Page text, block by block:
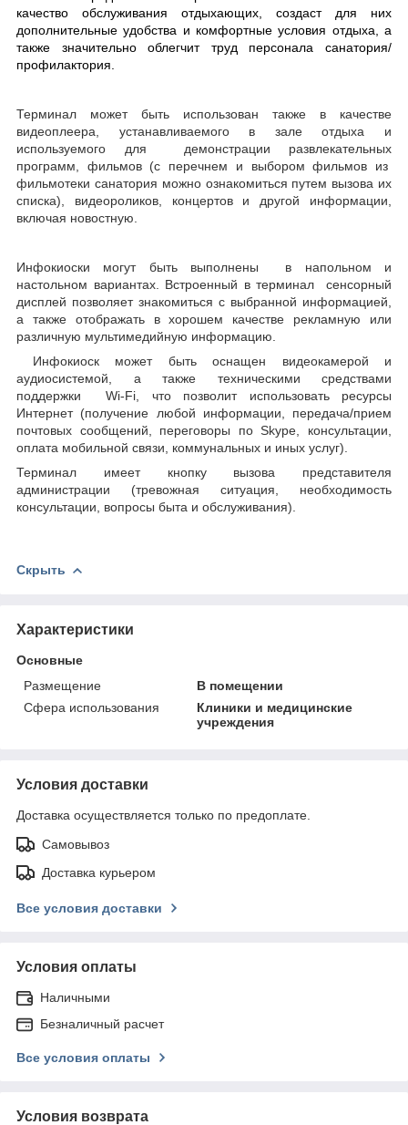
качество обслуживания отдыхающих, создаст для них
дополнительные удобства и комфортные условия отдыха, а
также значительно облегчит труд персонала санатория/
профилактория.
Терминал может быть использован также в качестве
видеоплеера, устанавливаемого в зале отдыха и
используемого для демонстрации развлекательных
программ, фильмов (с перечнем и выбором фильмов из
фильмотеки санатория можно ознакомиться путем вызова их
списка), видеороликов, концертов и другой информации,
включая новостную.
Инфокиоски могут быть выполнены в напольном и
настольном вариантах. Встроенный в терминал сенсорный
дисплей позволяет знакомиться с выбранной информацией,
а также отображать в хорошем качестве рекламную или
различную мультимедийную информацию.
Инфокиоск может быть оснащен видеокамерой и
аудиосистемой, а также техническими средствами
поддержки Wi-Fi, что позволит использовать ресурсы
Интернет (получение любой информации, передача/прием
почтовых сообщений, переговоры поSkype , консультации,
оплата мобильной связи, коммунальных и иных услуг).
Терминал имеет кнопку вызова представителя
администрации (тревожная ситуация, необходимость
консультации, вопросы быта и обслуживания).
Скрыть
Характеристики
Основные
Размещение
В помещении
Сфера использования
Клиники и медицинские
учреждения
Условия доставки
Доставка осуществляется только по предоплате.
Самовывоз
Доставка курьером
Все условия доставки
Условия оплаты
Наличными
Безналичный расчет
Все условия оплаты
Условия возврата